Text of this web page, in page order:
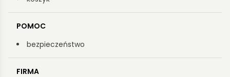
POMOC
bezpieczeństwo
FIRMA